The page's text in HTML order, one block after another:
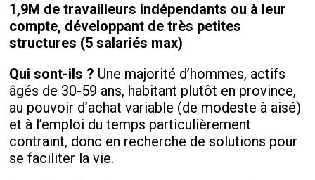
1,9M de travailleurs indépendants ou à leur
compte, développant de très petites
structures (5 salariés max)
Qui sont-ils ? Une majorité d’hommes, actifs
âgés de 30-59 ans, habitant plutôt en province,
au pouvoir d’achat variable (de modeste à aisé)
et à l’emploi du temps particulièrement
contraint, donc en recherche de solutions pour
se faciliter la vie.